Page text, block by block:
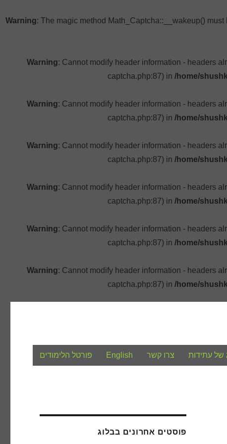
Warning: The magic method Math_Captcha::__wakeup()
Warning: Cannot modify header information - headers
captcha.php:87) in /home/
Warning: Cannot modify header information - headers
captcha.php:87) in /home/
Warning: Cannot modify header information - headers
captcha.php:87) in /home/
Warning: Cannot modify header information - headers
captcha.php:87) in /home/
Warning: Cannot modify header information - headers
captcha.php:87) in /home/
Warning: Cannot modify header information - headers
captcha.php:87) in /home/
של עתידות צרו קשר English פורטל הלימודים
פוסטים אחרונים בבלוג